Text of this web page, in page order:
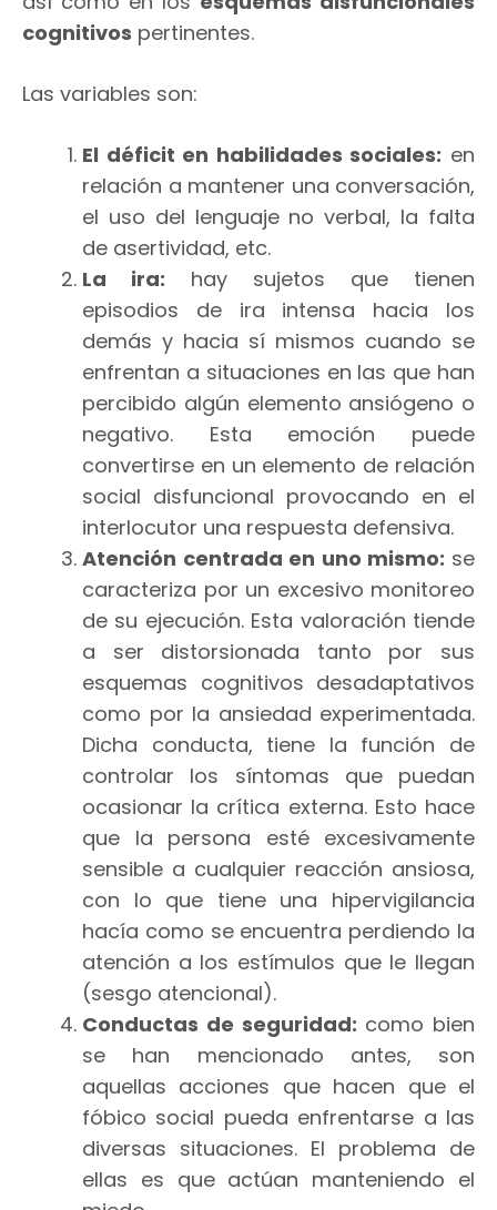
cognitivos pertinentes.
Las variables son:
El déficit en habilidades sociales: en
relación a mantener una conversación,
el uso del lenguaje no verbal, la falta
de asertividad, etc.
La ira: hay sujetos que tienen
episodios de ira intensa hacia los
demás y hacia sí mismos cuando se
enfrentan a situaciones en las que han
percibido algún elemento ansiógeno o
negativo. Esta emoción puede
convertirse en un elemento de relación
social disfuncional provocando en el
interlocutor una respuesta defensiva.
Atención centrada en uno mismo: se
caracteriza por un excesivo monitoreo
de su ejecución. Esta valoración tiende
a ser distorsionada tanto por sus
esquemas cognitivos desadaptativos
como por la ansiedad experimentada.
Dicha conducta, tiene la función de
controlar los síntomas que puedan
ocasionar la crítica externa. Esto hace
que la persona esté excesivamente
sensible a cualquier reacción ansiosa,
con lo que tiene una hipervigilancia
hacía como se encuentra perdiendo la
atención a los estímulos que le llegan
(sesgo atencional).
Conductas de seguridad: como bien
se han mencionado antes, son
aquellas acciones que hacen que el
fóbico social pueda enfrentarse a las
diversas situaciones. El problema de
ellas es que actúan manteniendo el